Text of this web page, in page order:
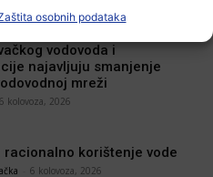
osobnih podataka
vodovoda i
najavljuju smanjenje
mreži
6 kolovoza, 2026
racionalno korištenje vode
6 kolovoza, 2026